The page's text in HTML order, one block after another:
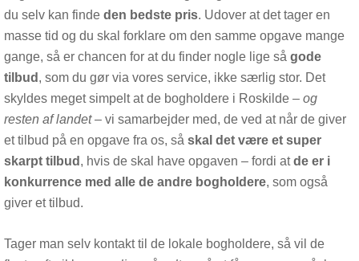
du selv kan finde den bedste pris. Udover at det tager en
masse tid og du skal forklare om den samme opgave mange
gange, så er chancen for at du finder nogle lige så gode
tilbud , som du gør via vores service, ikke særlig stor. Det
skyldes meget simpelt at de bogholdere i Roskilde – og
resten af landet – vi samarbejder med, de ved at når de giver
et tilbud på en opgave fra os, så skal det være et super
skarpt tilbud , hvis de skal have opgaven – fordi atde er i
konkurrence med alle de andre bogholdere, som også
giver et tilbud.
Tager man selv kontakt til de lokale bogholdere, så vil de